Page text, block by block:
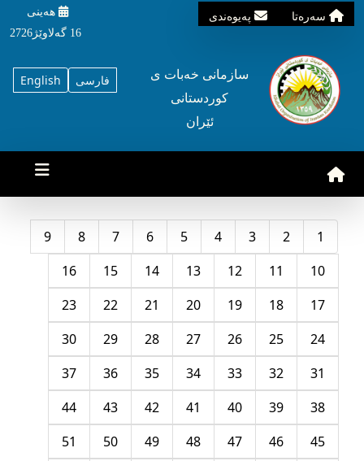
سه‌ره‌تا په‌یوه‌ندی
هه‌ینی
16 گه‌لاوێژ2726
English فارسی
سازمانی خه‌بات ی
کوردستانی
ئێران
1
2
3
4
5
6
7
8
9
10
11
12
13
14
15
16
17
18
19
20
21
22
23
24
25
26
27
28
29
30
31
32
33
34
35
36
37
38
39
40
41
42
43
44
45
46
47
48
49
50
51